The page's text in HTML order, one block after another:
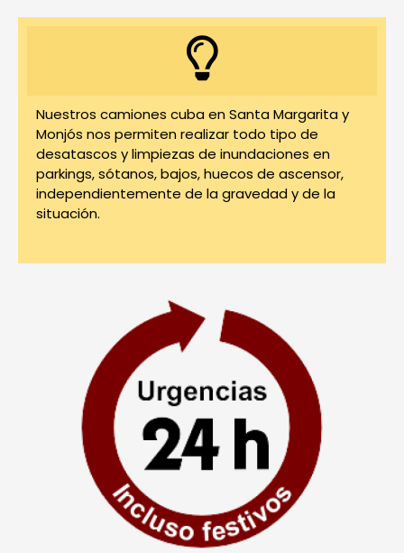
Nuestros camiones cuba en Santa Margarita y
Monjós nos permiten realizar todo tipo de
desatascos y limpiezas de inundaciones en
parkings, sótanos, bajos, huecos de ascensor,
independientemente de la gravedad y de la
situación.